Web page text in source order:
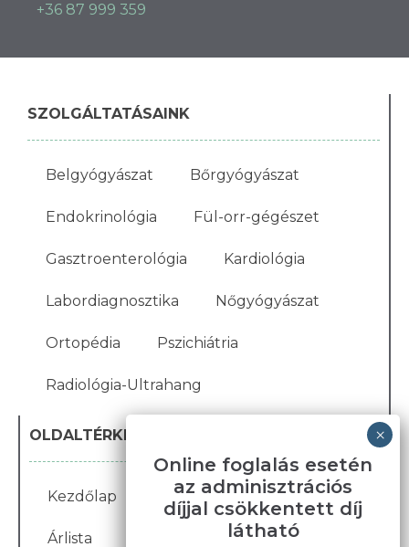
+36 87 999 359
SZOLGÁLTATÁSAINK
Belgyógyászat Bőrgyógyászat
Endokrinológia Fül-orr-gégészet
Gasztroenterológia Kardiológia
Labordiagnosztika Nőgyógyászat
Ortopédia Pszichiátria
Radiológia-Ultrahang
OLDALTÉRKÉP
Kezdőlap Blog Karrier Galéria
Árlista Bemutatkozás
Online foglalás esetén
az adminisztrációs
díjjal csökkentett díj
látható